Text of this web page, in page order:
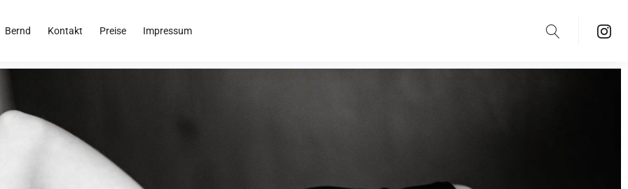
Bernd Kontakt Preise Impressum